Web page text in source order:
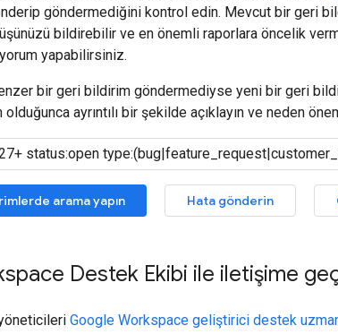
göndermediğini kontrol edin. Mevcut bir geri
bildirebilir ve en önemli raporlara öncelik
yapabilirsiniz.
benzer bir geri bildirim göndermediyse yeni bir geri
olduğunca ayrıntılı bir şekilde açıklayın ve neden
arama yapın Hata gönderin
Destek Ekibi ile iletişime
Google Workspace geliştirici destek